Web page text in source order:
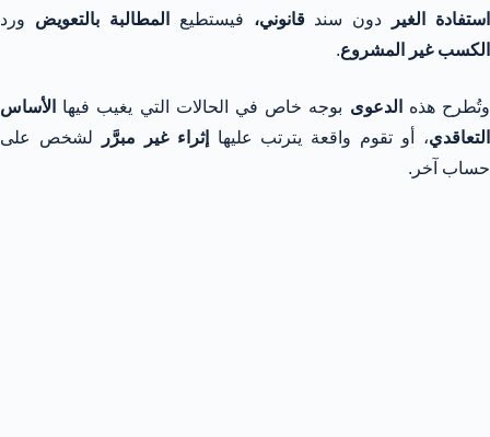
استفادة الغير
دون سندقانوني، فيستطيع المطالبة بالتعويض ورد
الكسب غير المشروع.
وتُطرح هذه الدعوى بوجه خاص في الحالات التي يغيب فيها
الأساس
التعاقدي، أو تقوم واقعة يترتب عليها إثراء غير مبرَّر
لشخص على
حساب آخر.